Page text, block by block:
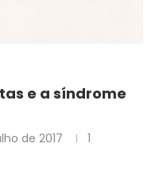
e a síndrome
de 2017
1